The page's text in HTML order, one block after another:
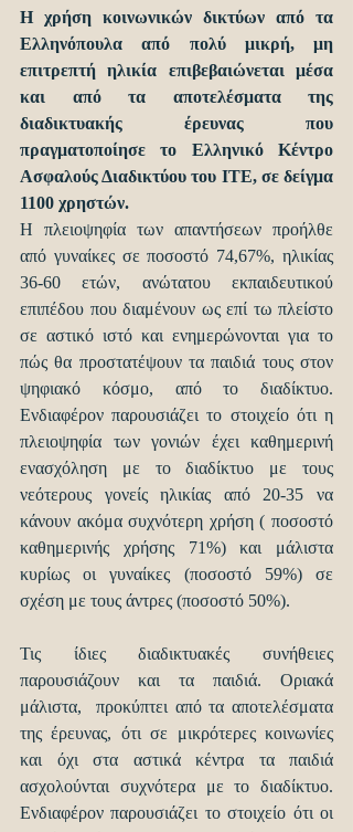
H χρήση κοινωνικών δικτύων από τα
Ελληνόπουλα από πολύ μικρή, μη
επιτρεπτή ηλικία επιβεβαιώνεται μέσα
και από τα αποτελέσματα της
διαδικτυακής έρευνας που
πραγματοποίησε το Ελληνικό Κέντρο
Ασφαλούς Διαδικτύου του ΙΤΕ, σε δείγμα
1100 χρηστών.
Η πλειοψηφία των απαντήσεων προήλθε
από γυναίκες σε ποσοστό 74,67%, ηλικίας
36-60 ετών, ανώτατου εκπαιδευτικού
επιπέδου που διαμένουν ως επί τω πλείστο
σε αστικό ιστό και ενημερώνονται για το
πώς θα προστατέψουν τα παιδιά τους στον
ψηφιακό κόσμο, από το διαδίκτυο.
Ενδιαφέρον παρουσιάζει το στοιχείο ότι η
πλειοψηφία των γονιών έχει καθημερινή
ενασχόληση με το διαδίκτυο με τους
νεότερους γονείς ηλικίας από 20-35 να
κάνουν ακόμα συχνότερη χρήση ( ποσοστό
καθημερινής χρήσης 71%) και μάλιστα
κυρίως οι γυναίκες (ποσοστό 59%) σε
σχέση με τους άντρες (ποσοστό 50%).
Τις ίδιες διαδικτυακές συνήθειες
παρουσιάζουν και τα παιδιά. Οριακά
μάλιστα,  προκύπτει από τα αποτελέσματα
της έρευνας, ότι σε μικρότερες κοινωνίες
και όχι στα αστικά κέντρα τα παιδιά
ασχολούνται συχνότερα με το διαδίκτυο.
Ενδιαφέρον παρουσιάζει το στοιχείο ότι οι